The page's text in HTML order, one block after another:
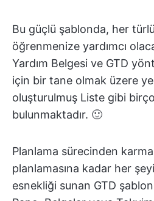
Bu güçlü şablonda, her
öğrenmenize yardımcı
Yardım Belgesi ve GTD
için bir tane olmak üzere
oluşturulmuş Liste gibi
bulunmaktadır. 🙂
Planlama sürecinden
planlamasına kadar her
esnekliği sunan GTD